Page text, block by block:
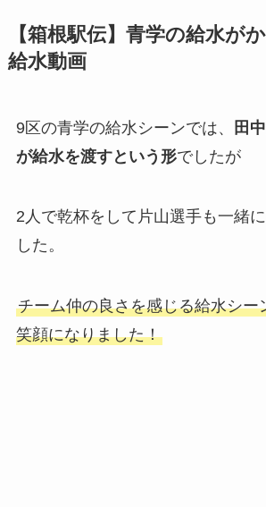
【箱根駅伝】青学の給水が
給水動画
9区の青学の給水シーンでは、
田
が給水を渡すという形でしたが
2人で乾杯をして片山選手も一緒
した。
チーム仲の良さを感じる給水シー
笑顔になりました！